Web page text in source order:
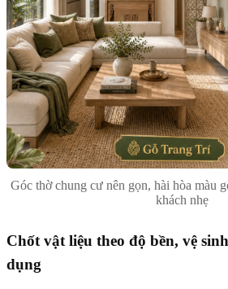
Góc thờ chung cư nên gọn, hài hòa màu
khách nhẹ
Chốt vật liệu theo độ bền, vệ
dụng